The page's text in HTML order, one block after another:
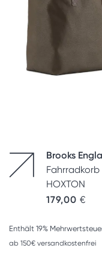
Brooks
Fahrradkorb
HOXTON
179,00 €
Enthält 19%
ab 150€ versandkostenfrei